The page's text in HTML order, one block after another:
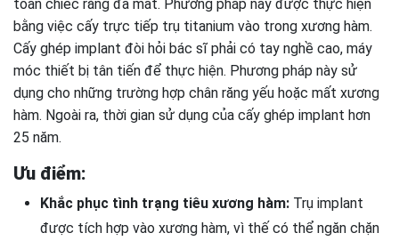
toàn chiếc răng đã mất. Phương pháp này được thực hiện
bằng việc cấy trực tiếp trụ titanium vào trong xương hàm.
Cấy ghép implant đòi hỏi bác sĩ phải có tay nghề cao, máy
móc thiết bị tân tiến để thực hiện. Phương pháp này sử
dụng cho những trường hợp chân răng yếu hoặc mất xương
hàm. Ngoài ra, thời gian sử dụng của cấy ghép implant hơn
25 năm.
Ưu điểm:
Khắc phục tình trạng tiêu xương hàm: Trụ implant
được tích hợp vào xương hàm, vì thế có thể ngăn chặn